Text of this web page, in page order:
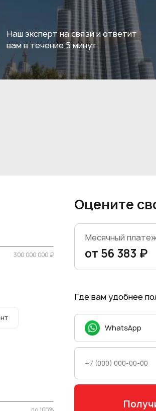
Наш эксперт на связи и ответит
вам в течение5 минут
300 000 000 ₽
Оцените
Месячный
от 56 383 ₽
Где вам удобнее
WhatsApp